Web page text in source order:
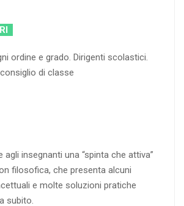
ordine e grado. Dirigenti scolastici.
di classe
agli insegnanti una “spinta che attiva”
filosofica, che presenta alcuni
e molte soluzioni pratiche
subito.